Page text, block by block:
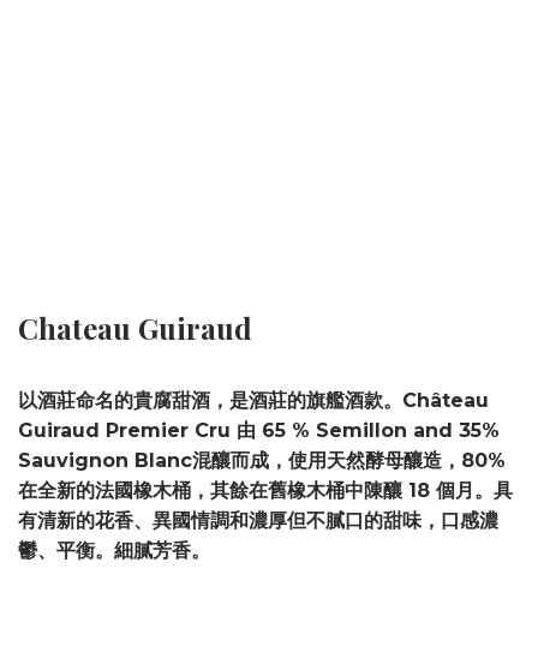
Chateau Guiraud
以酒莊命名的貴腐甜酒，是酒莊的旗艦酒款。Château
Guiraud Premier Cru 由 65 % Semillon and 35%
Sauvignon Blanc混釀而成，使用天然酵母釀造，80%
在全新的法國橡木桶，其餘在舊橡木桶中陳釀 18 個月。具
有清新的花香、異國情調和濃厚但不膩口的甜味，口感濃
鬱、平衡。細膩芳香。